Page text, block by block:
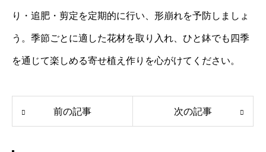
り・追肥・剪定を定期的に行い、形崩れを予防しましょ
う。季節ごとに適した花材を取り入れ、ひと鉢でも四季
を通じて楽しめる寄せ植え作りを心がけてください。
前の記事 次の記事